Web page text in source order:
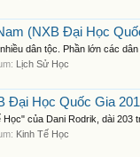
(NXB Đại Học
dân tộc. Phần lớn các
Lịch Sử Học
Đại Học Quốc Gia
của Dani Rodrik, dài 203
Kinh Tế Học